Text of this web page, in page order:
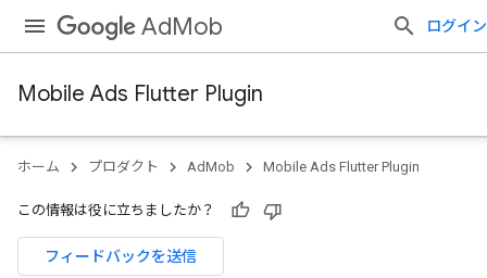
AdMob ログイン
Mobile Ads Flutter Plugin
ホーム プロダクト AdMob Mobile Ads Flutter Plugin
この情報は役に立ちましたか？
フィードバックを送信